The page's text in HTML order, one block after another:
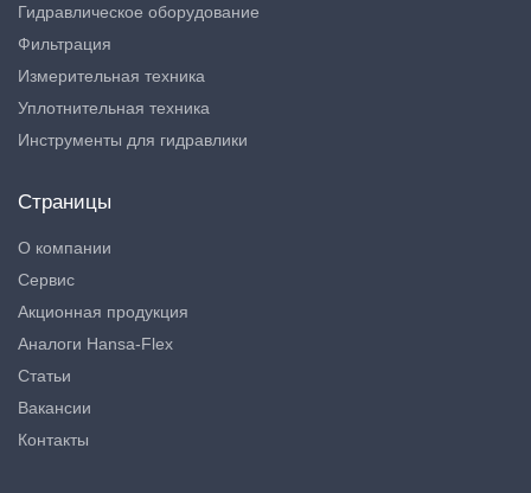
Гидравлическое оборудование
Фильтрация
Измерительная техника
Уплотнительная техника
Инструменты для гидравлики
Страницы
О компании
Сервис
Акционная продукция
Аналоги Hansa-Flex
Статьи
Вакансии
Контакты